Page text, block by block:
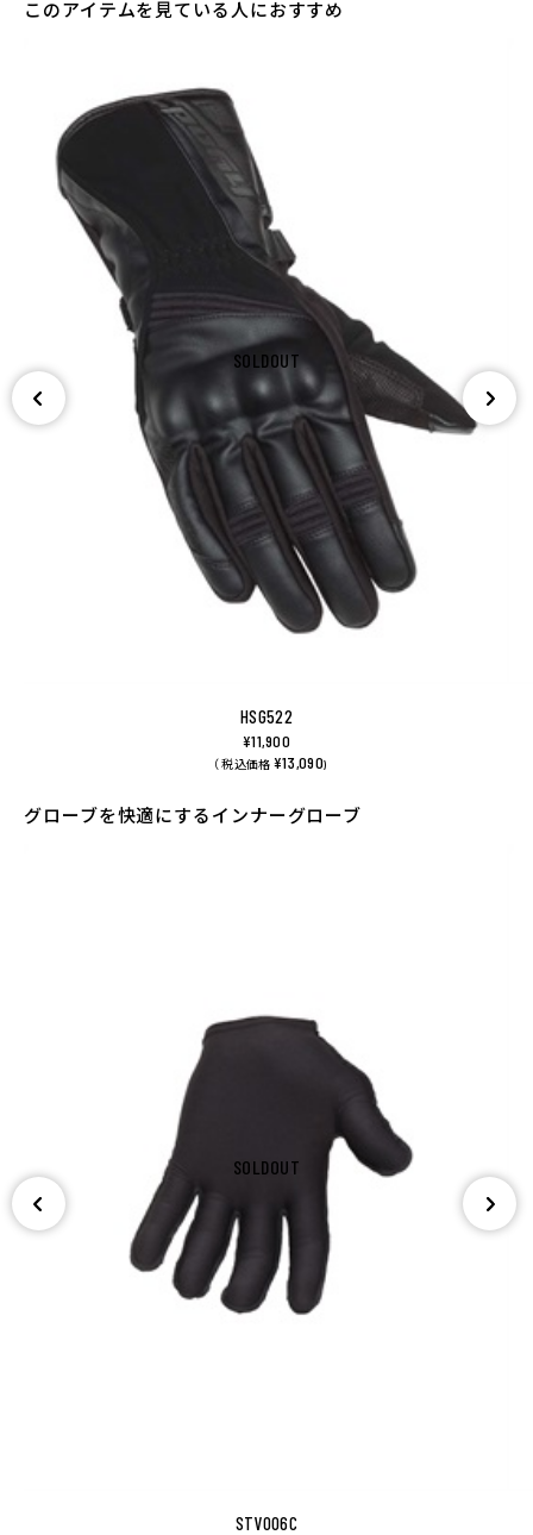
このアイテムを見ている人におすすめ
SOLDOUT
HSG522
¥11,900
（ 税込価格 ¥13,090)
グローブを快適にするインナーグローブ
SOLDOUT
STV006C